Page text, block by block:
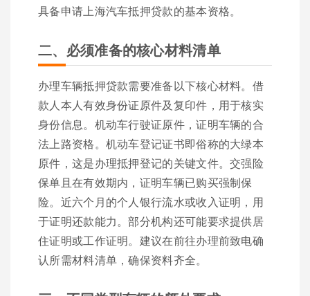
具备申请上海汽车抵押贷款的基本资格。
二、必须准备的核心材料清单
办理车辆抵押贷款需要准备以下核心材料。借
款人本人有效身份证原件及复印件，用于核实
身份信息。机动车行驶证原件，证明车辆的合
法上路资格。机动车登记证书即俗称的大绿本
原件，这是办理抵押登记的关键文件。交强险
保单且在有效期内，证明车辆已购买强制保
险。近六个月的个人银行流水或收入证明，用
于证明还款能力。部分机构还可能要求提供居
住证明或工作证明。建议在前往办理前致电确
认所需材料清单，确保资料齐全。